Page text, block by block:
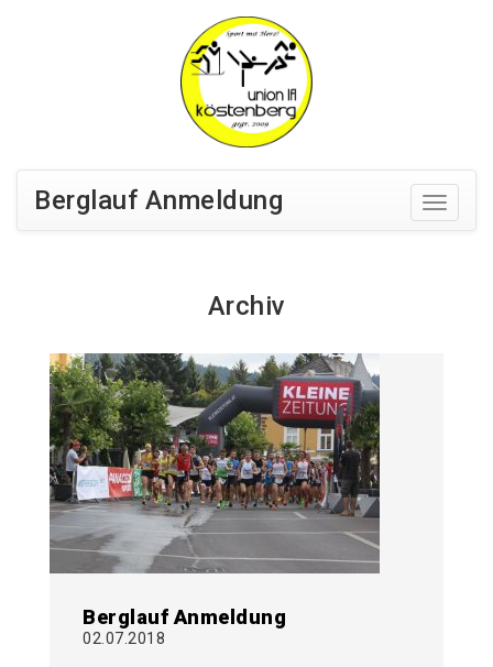
Berglauf Anmeldung
Archiv
Berglauf Anmeldung
02.07.2018